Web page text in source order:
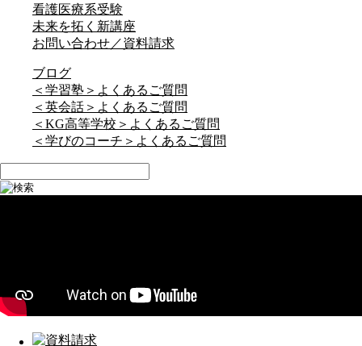
看護医療系受験
未来を拓く新講座
お問い合わせ／資料請求
ブログ
＜学習塾＞よくあるご質問
＜英会話＞よくあるご質問
＜KG高等学校＞よくあるご質問
＜学びのコーチ＞よくあるご質問